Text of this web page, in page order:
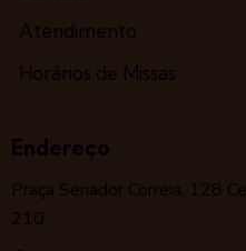
Atendimento
Horários de Missas
Endereço
Praça Senador Correia, 128
210